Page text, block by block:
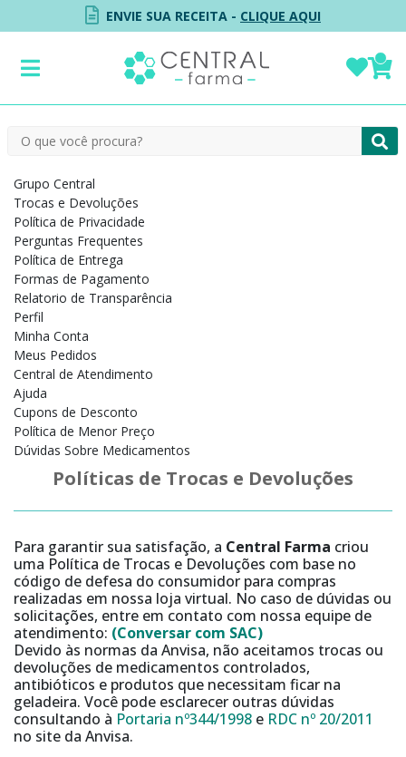
ENVIE SUA RECEITA - CLIQUE AQUI
Menu Institucional
Grupo Central
Trocas e Devoluções
Política de Privacidade
Perguntas Frequentes
Política de Entrega
Formas de Pagamento
Relatorio de Transparência
Perfil
Minha Conta
Meus Pedidos
Central de Atendimento
Ajuda
Cupons de Desconto
Política de Menor Preço
Dúvidas Sobre Medicamentos
Políticas de Trocas e Devoluções
Para garantir sua satisfação, a Central Farma criou
uma Política de Trocas e Devoluções com base no
código de defesa do consumidor para compras
realizadas em nossa loja virtual. No caso de dúvidas ou
solicitações, entre em contato com nossa equipe de
atendimento: (Conversar com SAC)
Devido às normas da Anvisa, não aceitamos trocas ou
devoluções de medicamentos controlados,
antibióticos e produtos que necessitam ficar na
geladeira. Você pode esclarecer outras dúvidas
consultando à Portaria nº344/1998 e RDC nº 20/2011
no site da Anvisa.